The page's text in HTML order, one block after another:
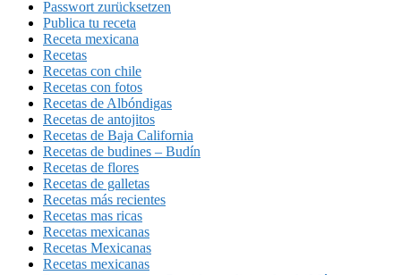
Passwort zurücksetzen
Publica tu receta
Receta mexicana
Recetas
Recetas con chile
Recetas con fotos
Recetas de Albóndigas
Recetas de antojitos
Recetas de Baja California
Recetas de budines – Budín
Recetas de flores
Recetas de galletas
Recetas más recientes
Recetas mas ricas
Recetas mexicanas
Recetas Mexicanas
Recetas mexicanas